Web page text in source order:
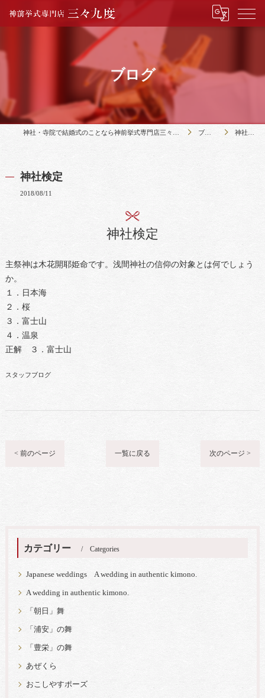
ブログ
ブログ 神社検定
神社検定
2018/08/11
神社検定
主祭神は木花開耶姫命です。浅間神社の信仰の対象とは何でしょう
か。
１．日本海
２．桜
３．富士山
４．温泉
正解 ３．富士山
スタッフブログ
< 前のページ 一覧に戻る 次のページ >
カテゴリー Categories
Japanese weddings A wedding in authentic kimono.
A wedding in authentic kimono.
「朝日」舞
「浦安」の舞
「豊栄」の舞
あぜくら
おこしやすポーズ